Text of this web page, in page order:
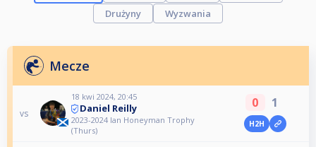
Drużyny
Wyzwania
Mecze
vs
18 kwi 2024, 20:45
Daniel Reilly
2023-2024 Ian Honeyman Trophy
(Thurs)
0 1
H2H